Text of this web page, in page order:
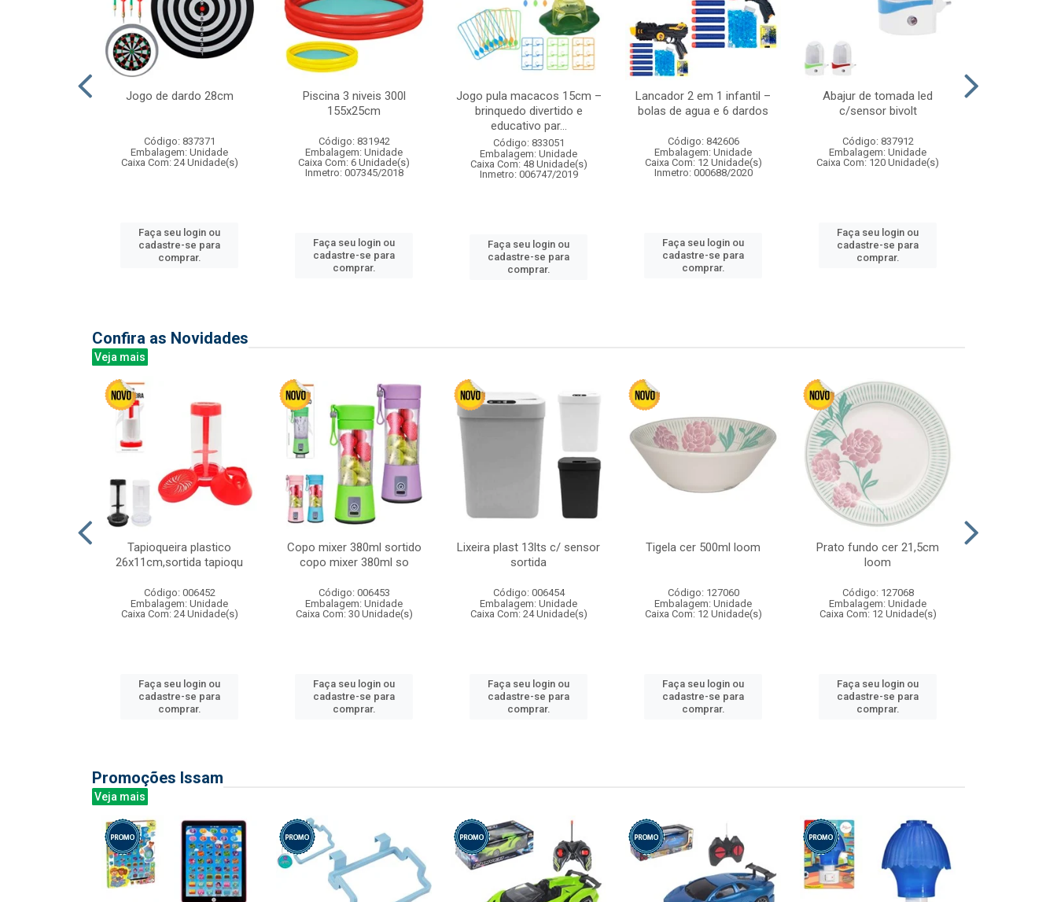
Jogo de dardo 28cm
Código: 837371
Embalagem: Unidade
Caixa Com: 24 Unidade(s)
Faça seu login ou
cadastre-se para
comprar.
Piscina 3 niveis 300l
155x25cm
Código: 831942
Embalagem: Unidade
Caixa Com: 6 Unidade(s)
Inmetro: 007345/2018
Faça seu login ou
cadastre-se para
comprar.
Jogo pula macacos 15cm –
brinquedo divertido e
educativo par...
Código: 833051
Embalagem: Unidade
Caixa Com: 48 Unidade(s)
Inmetro: 006747/2019
Faça seu login ou
cadastre-se para
comprar.
Lancador 2 em 1 infantil –
bolas de agua e 6 dardos
Código: 842606
Embalagem: Unidade
Caixa Com: 12 Unidade(s)
Inmetro: 000688/2020
Faça seu login ou
cadastre-se para
comprar.
Abajur de tomada led
c/sensor bivolt
Código: 837912
Embalagem: Unidade
Caixa Com: 120 Unidade(s)
Faça seu login ou
cadastre-se para
comprar.
Confira as Novidades
Veja mais
Tapioqueira plastico
26x11cm,sortida tapioqu
Código: 006452
Embalagem: Unidade
Caixa Com: 24 Unidade(s)
Faça seu login ou
cadastre-se para
comprar.
Copo mixer 380ml sortido
copo mixer 380ml so
Código: 006453
Embalagem: Unidade
Caixa Com: 30 Unidade(s)
Faça seu login ou
cadastre-se para
comprar.
Lixeira plast 13lts c/ sensor
sortida
Código: 006454
Embalagem: Unidade
Caixa Com: 24 Unidade(s)
Faça seu login ou
cadastre-se para
comprar.
Tigela cer 500ml loom
Código: 127060
Embalagem: Unidade
Caixa Com: 12 Unidade(s)
Faça seu login ou
cadastre-se para
comprar.
Prato fundo cer 21,5cm
loom
Código: 127068
Embalagem: Unidade
Caixa Com: 12 Unidade(s)
Faça seu login ou
cadastre-se para
comprar.
Promoções Issam
Veja mais